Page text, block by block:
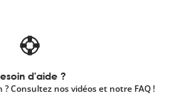
d'aide ?
Consultez nos vidéos et notre FAQ !